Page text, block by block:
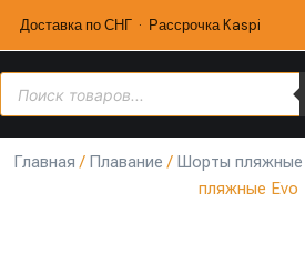
Доставка по СНГ · Рассрочка Kaspi
Главная / Плавание / Шорты пляжные
пляжные Evo